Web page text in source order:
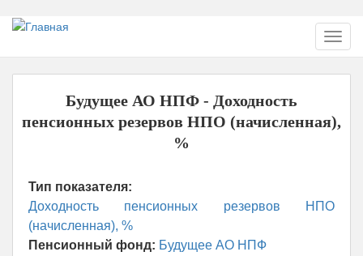
Перейти
основному
содержанию
Будущее АО НПФ - Доходность
пенсионных резервов НПО (начисленная),
%
Тип показателя:
Доходность пенсионных резервов НПО
(начисленная), %
Пенсионный фонд: Будущее АО НПФ